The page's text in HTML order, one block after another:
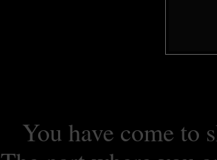
You have come to